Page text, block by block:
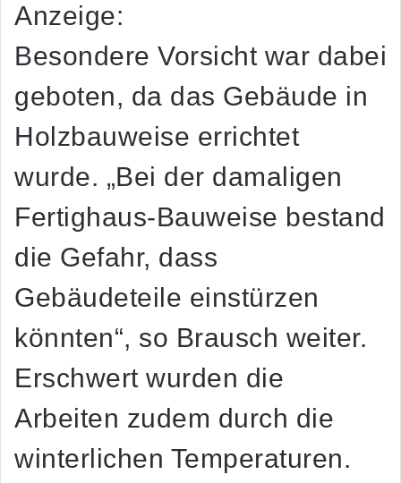
Anzeige:
Besondere Vorsicht war dabei
geboten, da das Gebäude in
Holzbauweise errichtet
wurde. „Bei der damaligen
Fertighaus-Bauweise bestand
die Gefahr, dass
Gebäudeteile einstürzen
könnten“, so Brausch weiter.
Erschwert wurden die
Arbeiten zudem durch die
winterlichen Temperaturen.